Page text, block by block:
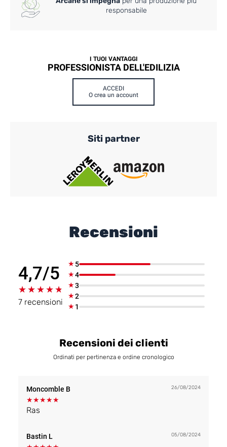
responsabile
I TUOI VANTAGGI
PROFESSIONISTA DELL'EDILIZIA
ACCEDI
O crea un account
Siti partner
Recensioni
4,7/5
★★★★★
★★★★★
7 recensioni
★5
★4
★3
★2
★1
Recensioni dei clienti
Ordinati per pertinenza e ordine cronologico
Moncomble B 26/08/2024
★★★★★
Ras
Bastin L 05/08/2024